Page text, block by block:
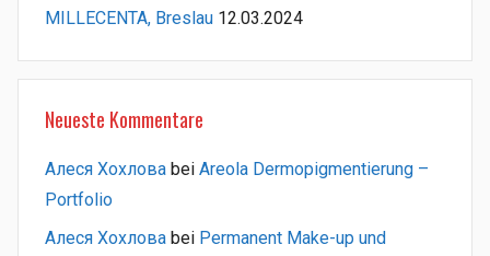
MILLECENTA, Breslau 12.03.2024
Neueste Kommentare
Алеся Хохлова bei Areola Dermopigmentierung –
Portfolio
Алеся Хохлова bei Permanent Make-up und